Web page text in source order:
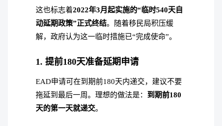
这也标志着2022年3月起实施的“临时540天自
动延期政策”正式终结。随着移民局积压缓
解，政府认为这一临时措施已“完成使命”。
1. 提前180天准备延期申请
EAD申请可在到期前180天内递交，建议不要
拖延到最后一周。理想的做法是： 到期前180
天的第一天就递交。